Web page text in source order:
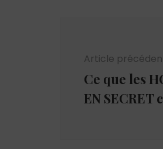
Article
Ce que les
EN SECRET